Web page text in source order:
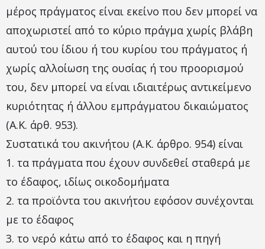
μέρος πράγματος είναι εκείνο που δεν μπορεί να
αποχωριστεί από το κύριο πράγμα χωρίς βλάβη
αυτού του ίδιου ή του κυρίου του πράγματος ή
χωρίς αλλοίωση της ουσίας ή του προορισμού
του, δεν μπορεί να είναι ιδιαιτέρως αντικείμενο
κυριότητας ή άλλου εμπράγματου δικαιώματος
(Α.Κ. άρθ. 953).
Συστατικά του ακινήτου (Α.Κ. άρθρο. 954) είναι
1. τα πράγματα που έχουν συνδεθεί σταθερά με
το έδαφος, ιδίως οικοδομήματα
2. τα προϊόντα του ακινήτου εφόσον συνέχονται
με το έδαφος
3. το νερό κάτω από το έδαφος και η πηγή